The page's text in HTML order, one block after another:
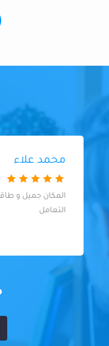
محمد علاء
التعامل